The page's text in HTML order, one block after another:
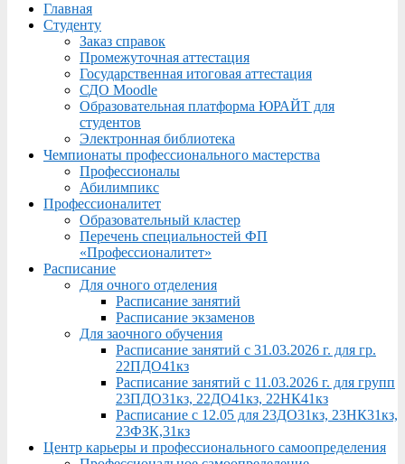
Menu
Главная
Студенту
Заказ справок
Промежуточная аттестация
Государственная итоговая аттестация
СДО Moodle
Образовательная платформа ЮРАЙТ для
студентов
Электронная библиотека
Чемпионаты профессионального мастерства
Профессионалы
Абилимпикс
Профессионалитет
Образовательный кластер
Перечень специальностей ФП
«Профессионалитет»
Расписание
Для очного отделения
Расписание занятий
Расписание экзаменов
Для заочного обучения
Расписание занятий с 31.03.2026 г. для гр.
22ПДО41кз
Расписание занятий с 11.03.2026 г. для групп
23ПДО31кз, 22ДО41кз, 22НК41кз
Расписание с 12.05 для 23ДО31кз, 23НК31кз,
23ФЗК,31кз
Центр карьеры и профессионального самоопределения